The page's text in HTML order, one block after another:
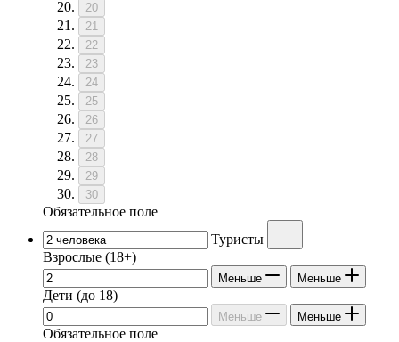
20
21
22
23
24
25
26
27
28
29
30
Обязательное поле
Туристы
Взрослые (18+)
Меньше Меньше
Дети (до 18)
Меньше Меньше
Обязательное поле